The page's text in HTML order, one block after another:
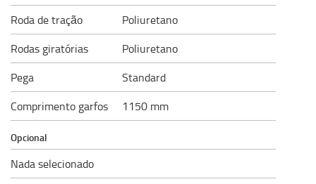
Roda de tração
Poliuretano
Rodas giratórias
Poliuretano
Pega
Standard
Comprimento garfos
1150 mm
Opcional
Nada selecionado